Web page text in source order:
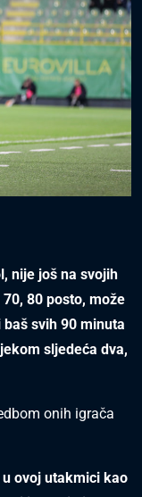
nije još na svojih
80 posto, može
svih 90 minuta
sljedeća dva,
onih igrača
ovoj utakmici kao